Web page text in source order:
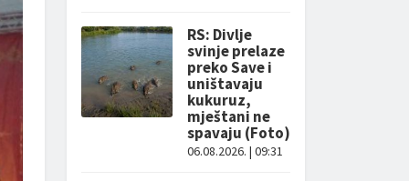
RS: Divlje
svinje prelaze
preko Save i
uništavaju
kukuruz,
mještani ne
spavaju (Foto)
06.08.2026. | 09:31